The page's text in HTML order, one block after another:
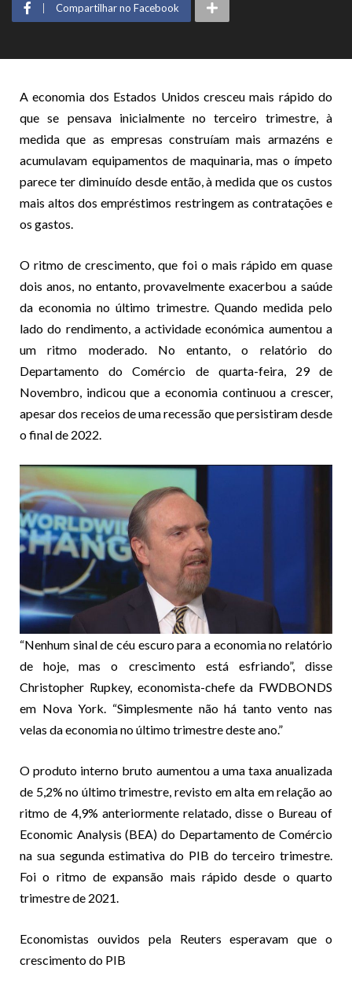
Compartilhar no Facebook
A economia dos Estados Unidos cresceu mais rápido do
que se pensava inicialmente no terceiro trimestre, à
medida que as empresas construíam mais armazéns e
acumulavam equipamentos de maquinaria, mas o ímpeto
parece ter diminuído desde então, à medida que os custos
mais altos dos empréstimos restringem as contratações e
os gastos.
O ritmo de crescimento, que foi o mais rápido em quase
dois anos, no entanto, provavelmente exacerbou a saúde
da economia no último trimestre. Quando medida pelo
lado do rendimento, a actividade económica aumentou a
um ritmo moderado. No entanto, o relatório do
Departamento do Comércio de quarta-feira, 29 de
Novembro, indicou que a economia continuou a crescer,
apesar dos receios de uma recessão que persistiram desde
o final de 2022.
“Nenhum sinal de céu escuro para a economia no relatório
de hoje, mas o crescimento está esfriando”, disse
Christopher Rupkey, economista-chefe da FWDBONDS
em Nova York. “Simplesmente não há tanto vento nas
velas da economia no último trimestre deste ano.”
O produto interno bruto aumentou a uma taxa anualizada
de 5,2% no último trimestre, revisto em alta em relação ao
ritmo de 4,9% anteriormente relatado, disse o Bureau of
Economic Analysis (BEA) do Departamento de Comércio
na sua segunda estimativa do PIB do terceiro trimestre.
Foi o ritmo de expansão mais rápido desde o quarto
trimestre de 2021.
Economistas ouvidos pela Reuters esperavam que o
crescimento do PIB